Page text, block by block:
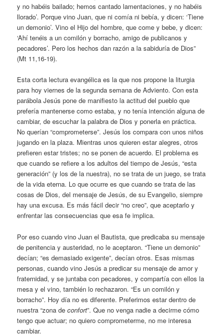
y no habéis bailado; hemos cantado lamentaciones, y no habéis
llorado’. Porque vino Juan, que ni comía ni bebía, y dicen: ‘Tiene
un demonio’. Vino el Hijo del hombre, que come y bebe, y dicen:
‘Ahí tenéis a un comilón y borracho, amigo de publicanos y
pecadores’. Pero los hechos dan razón a la sabiduría de Dios”
(Mt 11,16-19).
Esta corta lectura evangélica es la que nos propone la liturgia
para hoy viernes de la segunda semana de Adviento. Con esta
parábola Jesús pone de manifiesto la actitud del pueblo que
prefería mantenerse como estaba, y no tenía intención alguna de
cambiar, de escuchar la palabra de Dios y ponerla en práctica.
No querían “comprometerse”. Jesús los compara con unos niños
jugando en la plaza. Mientras unos quieren estar alegres, otros
prefieren estar tristes; no se ponen de acuerdo. El problema es
que cuando se refiere a los adultos del tiempo de Jesús, “esta
generación” (y los de la nuestra), no se trata de un juego, se trata
de la vida eterna. Lo que ocurre es que cuando se trata de las
cosas de Dios, del mensaje de Jesús, de su Evangelio, siempre
hay una excusa. Es más fácil decir “no creo”, que aceptarlo y
enfrentar las consecuencias que esa fe implica.
Por eso cuando vino Juan el Bautista, que predicaba su mensaje
de penitencia y austeridad, no le aceptaron. “Tiene un demonio”
decían; “es demasiado exigente”, decían otros. Esas mismas
personas, cuando vino Jesús a predicar su mensaje de amor y
fraternidad, y se juntaba con pecadores, y compartía con ellos la
mesa y el vino, también lo rechazaron. “Es un comilón y
borracho”. Hoy día no es diferente. Preferimos estar dentro de
nuestra “zona deconfort”. Que no venga nadie a decirme cómo
tengo que actuar; no quiero comprometerme, no me interesa
cambiar.